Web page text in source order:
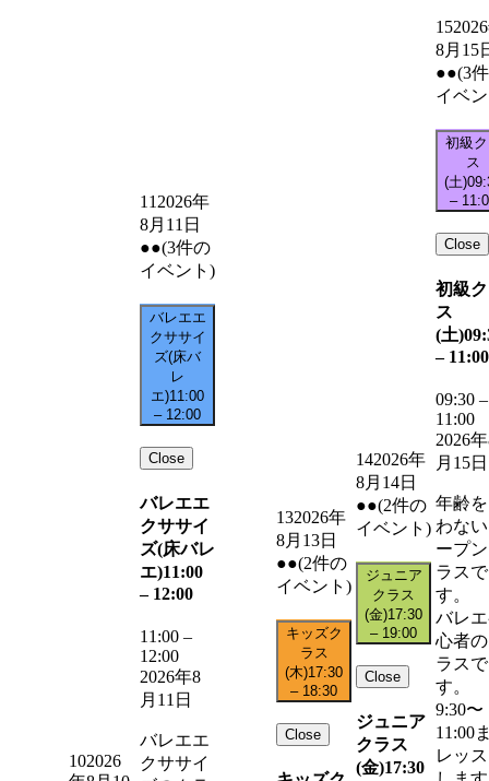
102026
11 2026年
8月11日
●●(3件の
イベント)
バレエエ
クササイ
ズ(床バ
レ
エ)11:00
– 12:00
Close
バレエエ
クササイ
ズ(床バレ
エ)11:00
– 12:00
11:00 –
12:00
2026年8
月11日
バレエエ
クササイ
132026年
8月13日
●●(2件の
イベント)
キッズク
ラス
(木)17:30
– 18:30
Close
142026年
8月14日
●●(2件の
イベント)
ジュニア
クラス
(金)17:30
– 19:00
Close
ジュニア
クラス
(金)17:30
15
8月15
●●(3
イベ
初級
ス
(土)
–
Close
初級
ス
(土)
– 11:00
09:30 –
11:00
2026
月15日
年齢
わな
ープ
ラスで
す。
バレ
心者
ラスで
す。
9:30〜
11:00
レッ